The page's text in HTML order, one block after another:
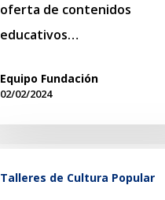
oferta de contenidos
educativos…
Equipo Fundación
02/02/2024
Talleres de Cultura Popular